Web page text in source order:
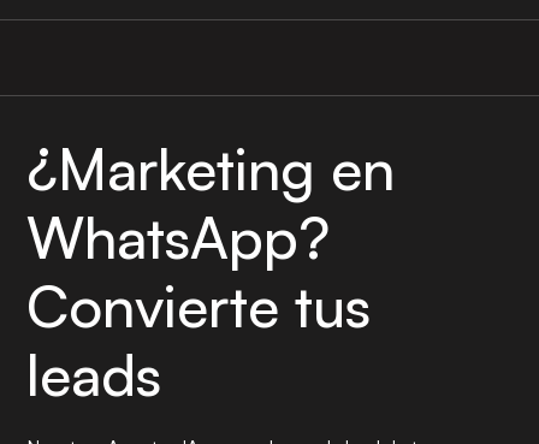
¿Marketing en
WhatsApp?
Convierte tus
leads